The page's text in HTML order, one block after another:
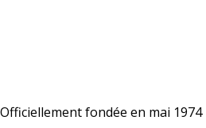
Officiellement fondée en mai 1974